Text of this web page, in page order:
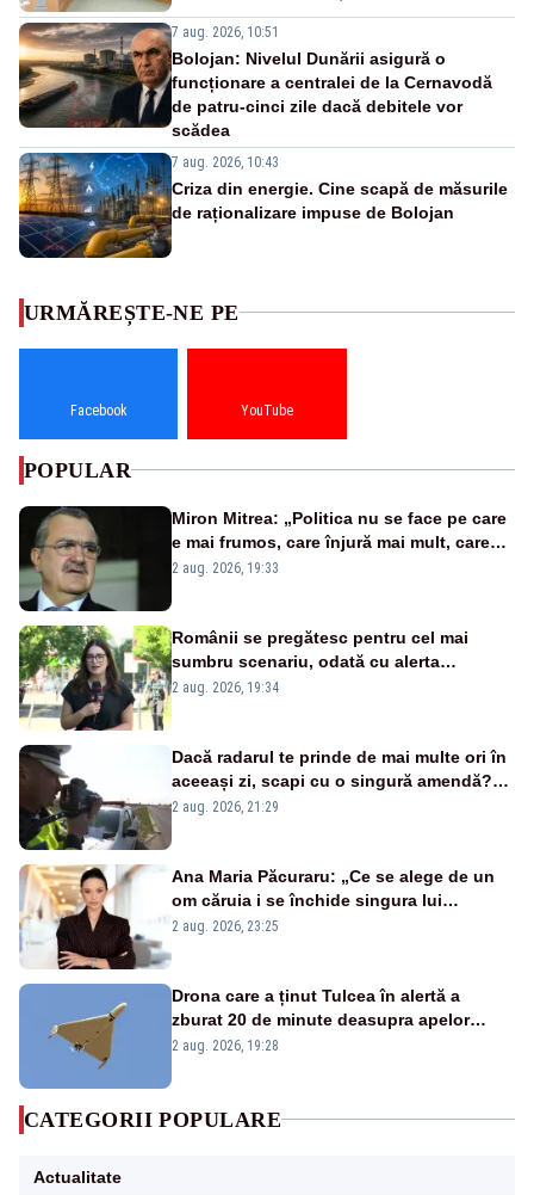
7 aug. 2026, 10:51
Bolojan: Nivelul Dunării asigură o
funcționare a centralei de la Cernavodă
de patru-cinci zile dacă debitele vor
scădea
7 aug. 2026, 10:43
Criza din energie. Cine scapă de măsurile
de raționalizare impuse de Bolojan
URMĂREȘTE-NE PE
Facebook YouTube
POPULAR
Miron Mitrea: „Politica nu se face pe care
e mai frumos, care înjură mai mult, care
țipă mai tare, ci pe proiecte”
2 aug. 2026, 19:33
Românii se pregătesc pentru cel mai
sumbru scenariu, odată cu alerta
energetică
2 aug. 2026, 19:34
Dacă radarul te prinde de mai multe ori în
aceeași zi, scapi cu o singură amendă?
Ce spune legea
2 aug. 2026, 21:29
Ana Maria Păcuraru: „Ce se alege de un
om căruia i se închide singura lui
portiță?”
2 aug. 2026, 23:25
Drona care a ținut Tulcea în alertă a
zburat 20 de minute deasupra apelor
României. Au fost ridicate două F-16
2 aug. 2026, 19:28
CATEGORII POPULARE
Actualitate